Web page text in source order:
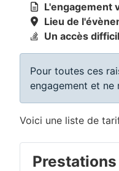
L'engagement
Lieu de
Un accès
Pour toutes ces
engagement et ne
Voici une liste de
Prestations